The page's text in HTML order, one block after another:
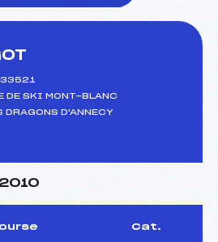
DE SKI MONT-BLANC
D'ANNECY
Cat.